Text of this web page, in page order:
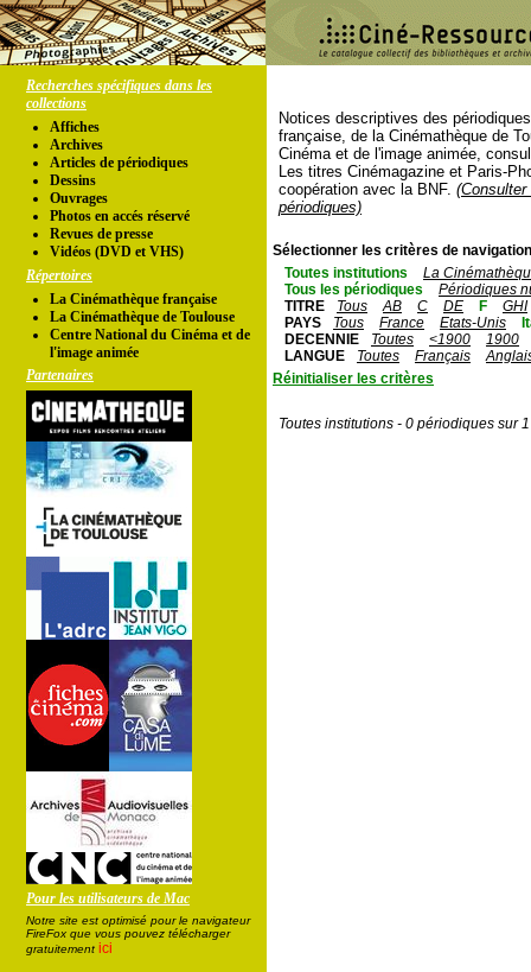
Recherches spécifiques dans les
collections
Affiches
Archives
Articles de périodiques
Dessins
Ouvrages
Photos en accés réservé
Revues de presse
Vidéos (DVD et VHS)
Répertoires
La Cinémathèque française
La Cinémathèque de Toulouse
Centre National du Cinéma et de
l'image animée
Partenaires
Pour les utilisateurs de Mac
Notre site est optimisé pour le navigateur
FireFox que vous pouvez télécharger
gratuitement ici
Notices descriptives des
française, de la Cinémathèque de
Cinéma et de l'image animée,
Les titres Cinémagazine et Paris-
coopération avec la BNF.
périodiques)
Sélectionner les critères de
Toutes institutions
La
Tous les périodiques
Périodiques
TITRE
Tous AB C DE F
GHI
PAYS
Tous France Etats-Unis
DECENNIE
Toutes <1900
1900
LANGUE
Toutes Français
Réinitialiser les critères
Toutes institutions - 0 périodiques sur